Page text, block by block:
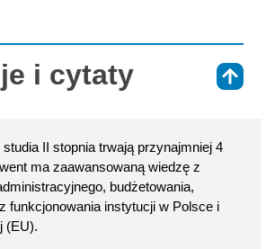
i cytaty
II stopnia trwają przynajmniej 4
ma zaawansowaną wiedzę z
budżetowania,
funkcjonowania instytucji w Polsce i
(EU).